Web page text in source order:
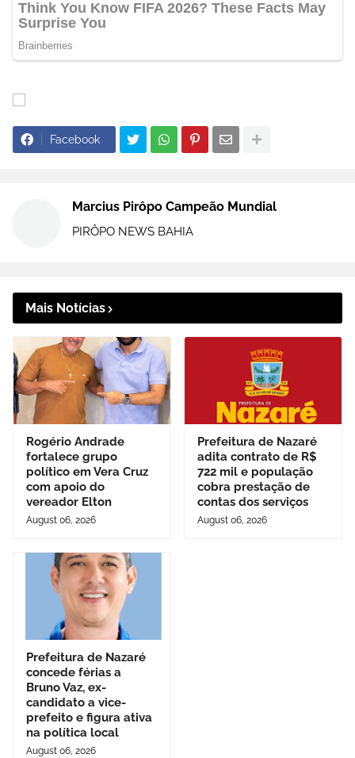
Facebook
Marcius Pirôpo Campeão Mundial
PIRÔPO NEWS BAHIA
Mais Notícias
Rogério Andrade
fortalece grupo
político em Vera Cruz
com apoio do
vereador Elton
August 06, 2026
Prefeitura de Nazaré
adita contrato de R$
722 mil e população
cobra prestação de
contas dos serviços
August 06, 2026
Prefeitura de Nazaré
concede férias a
Bruno Vaz, ex-
candidato a vice-
prefeito e figura ativa
na política local
August 06, 2026